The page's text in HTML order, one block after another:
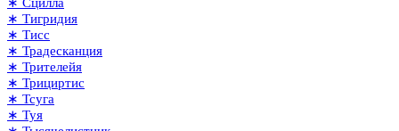
∗ Тигридия
∗ Тисс
∗ Традесканция
∗ Трителейя
∗ Трициртис
∗ Тсуга
∗ Туя